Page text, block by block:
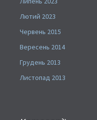
Лютий 2023
Червень 2015
Вересень 2014
Грудень 2013
Листопад 2013